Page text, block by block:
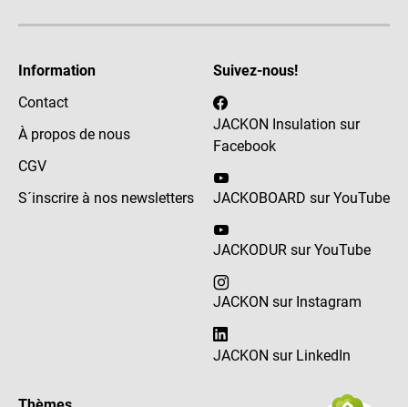
Information
Contact
À propos de nous
CGV
S´inscrire à nos newsletters
Suivez-nous!
JACKON Insulation sur
Facebook
JACKOBOARD sur YouTube
JACKODUR sur YouTube
JACKON sur Instagram
JACKON sur LinkedIn